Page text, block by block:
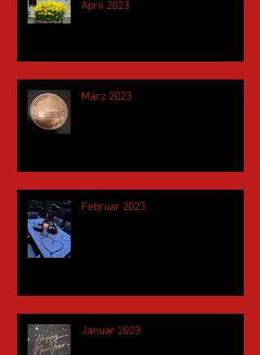
April 2023
März 2023
Februar 2023
Januar 2023